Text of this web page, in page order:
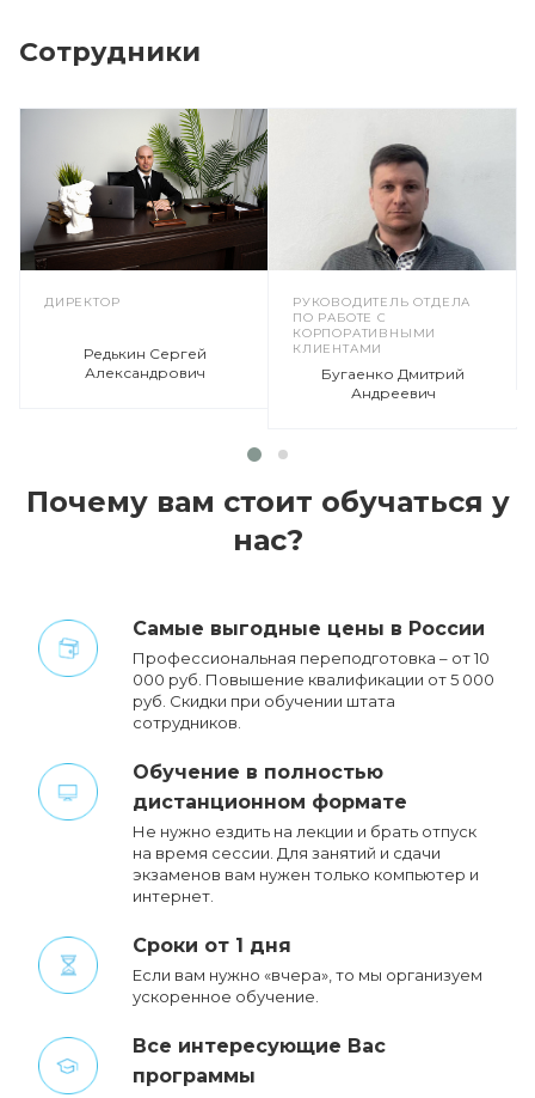
Сотрудники
ДИРЕКТОР
Редькин Сергей
Александрович
РУКОВОДИТЕЛЬ ОТДЕЛА
ПО РАБОТЕ С
КОРПОРАТИВНЫМИ
КЛИЕНТАМИ
Бугаенко Дмитрий
Андреевич
Почему вам стоит обучаться у
нас?
Cамые выгодные цены в России
Профессиональная переподготовка – от 10
000 руб. Повышение квалификации от 5 000
руб. Cкидки при обучении штата
сотрудников.
Обучение в полностью
дистанционном формате
Не нужно ездить на лекции и брать отпуск
на время сессии. Для занятий и сдачи
экзаменов вам нужен только компьютер и
интернет.
Сроки от 1 дня
Если вам нужно «вчера», то мы организуем
ускоренное обучение.
Все интересующие Вас
программы